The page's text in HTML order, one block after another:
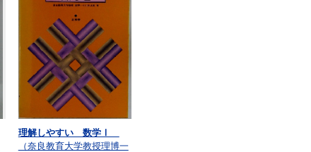
理解しやすい 数学Ⅰ
（奈良教育大学教授理博一